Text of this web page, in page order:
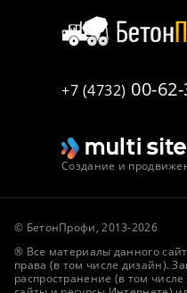
+7 (4732) 00-
Создание и
© БетонПрофи, 2013-2026
® Все материалы данного
права (в том числе дизайн).
распространение (в том